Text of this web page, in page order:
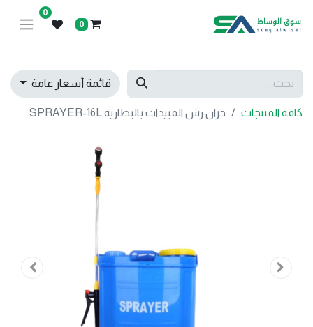
0
0
قائمة أسعار عامة
كافة المنتجات خزان رش المبيدات بالبطارية SPRAYER-16L